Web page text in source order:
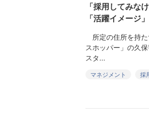
「採用してみな
「活躍イメージ
所定の住所を持
スホッパー」の久
スタ...
マネジメント
採